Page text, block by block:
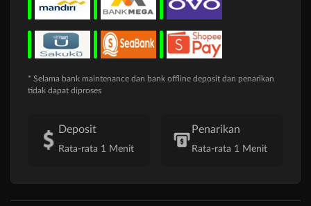
* Selama bank maintenance dan bank offline deposit dan penarikan
tidak dapat diproses
Deposit
Rata-rata 1 Menit
Penarikan
Rata-rata 1 Menit